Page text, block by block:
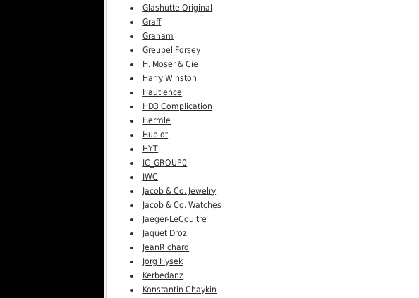
Glashutte Original
Graff
Graham
Greubel Forsey
H. Moser & Cie
Harry Winston
Hautlence
HD3 Complication
Hermle
Hublot
HYT
IC_GROUP0
IWC
Jacob & Co. Jewelry
Jacob & Co. Watches
Jaeger-LeCoultre
Jaquet Droz
JeanRichard
Jorg Hysek
Kerbedanz
Konstantin Chaykin